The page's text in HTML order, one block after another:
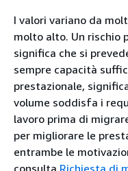
I valori variano da
molto alto. Un rischio
significa che si
sempre capacità
prestazionale,
volume soddisfa i
lavoro prima di
per migliorare le
entrambe le
consulta Richiesta di